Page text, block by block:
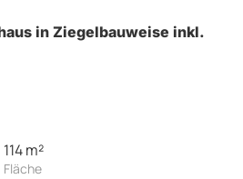
in Ziegelbauweise inkl.
114 m²
Fläche